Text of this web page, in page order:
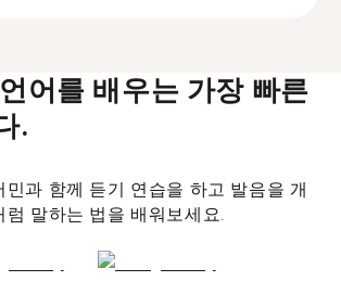
어를 배우는 가장 빠른
.
민과 함께 듣기 연습을 하고 발음을 개
말하는 법을 배워보세요.